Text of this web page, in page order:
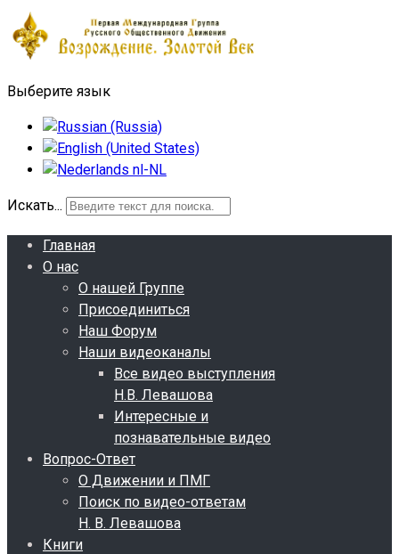
Выберите язык
Искать...
Главная
О нас
О нашей Группе
Присоединиться
Наш Форум
Наши видеоканалы
Все видео выступления
Н.В. Левашова
Интересные и
познавательные видео
Вопрос-Ответ
О Движении и ПМГ
Поиск по видео-ответам
Н. В. Левашова
Книги